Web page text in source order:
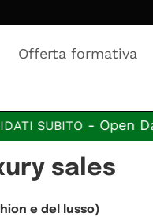
Offerta formativa
Day in
sales
e del lusso)